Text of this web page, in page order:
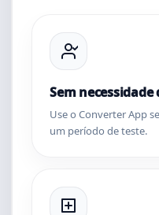
Sem necessidade
Use o Converter App
um período de teste.